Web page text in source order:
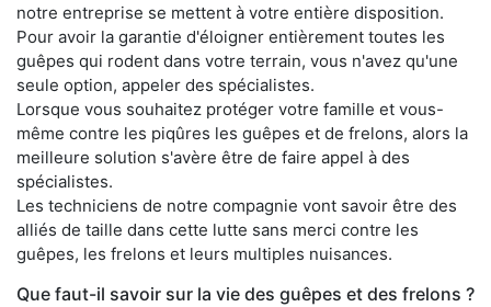
notre entreprise se mettent à votre entière disposition.
Pour avoir la garantie d'éloigner entièrement toutes les
guêpes qui rodent dans votre terrain, vous n'avez qu'une
seule option, appeler des spécialistes.
Lorsque vous souhaitez protéger votre famille et vous-
même contre les piqûres les guêpes et de frelons, alors la
meilleure solution s'avère être de faire appel à des
spécialistes.
Les techniciens de notre compagnie vont savoir être des
alliés de taille dans cette lutte sans merci contre les
guêpes, les frelons et leurs multiples nuisances.
Que faut-il savoir sur la vie des guêpes et des frelons ?